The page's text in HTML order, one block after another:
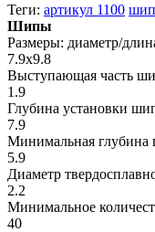
Теги: артикул 1100 шип
Шипы
Размеры: диаметр/
7.9x9.8
Выступающая часть
1.9
Глубина установки
7.9
Минимальная глубина
5.9
Диаметр
2.2
Минимальное
40